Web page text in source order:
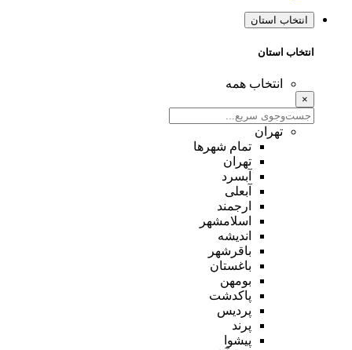
انتخاب استان
انتخاب استان
انتخاب همه
×
تهران
تمام شهر‌ها
تهران
آبسرد
آبعلی
ارجمند
اسلامشهر
اندیشه
باقرشهر
باغستان
بومهن
پاکدشت
پردیس
پرند
پیشوا